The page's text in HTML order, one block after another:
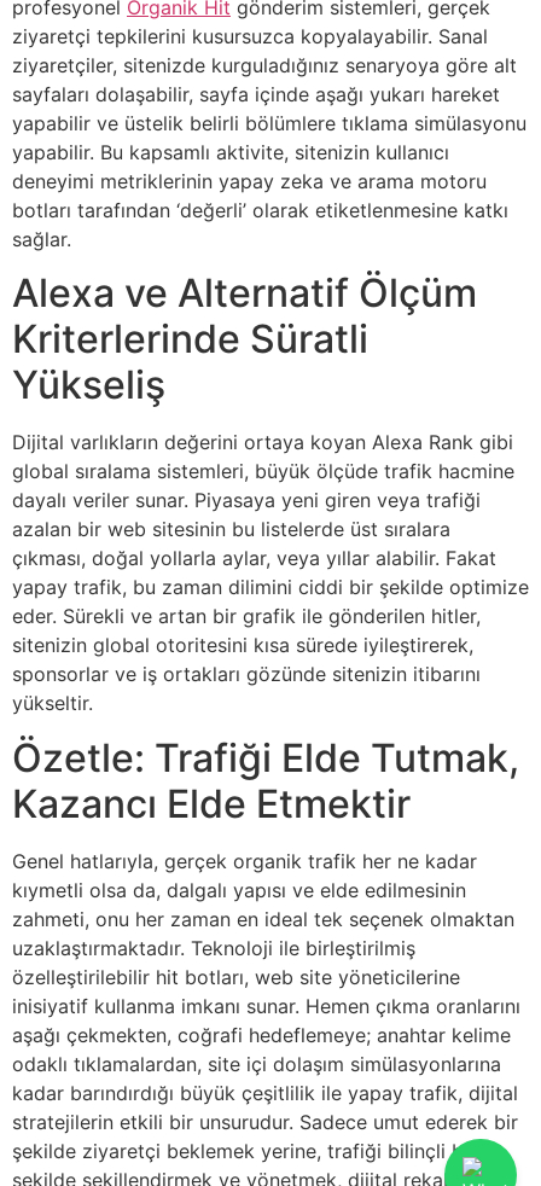
profesyonel Organik Hit gönderim sistemleri, gerçek
ziyaretçi tepkilerini kusursuzca kopyalayabilir. Sanal
ziyaretçiler, sitenizde kurguladığınız senaryoya göre alt
sayfaları dolaşabilir, sayfa içinde aşağı yukarı hareket
yapabilir ve üstelik belirli bölümlere tıklama simülasyonu
yapabilir. Bu kapsamlı aktivite, sitenizin kullanıcı
deneyimi metriklerinin yapay zeka ve arama motoru
botları tarafından ‘değerli’ olarak etiketlenmesine katkı
sağlar.
Alexa ve Alternatif Ölçüm
Kriterlerinde Süratli
Yükseliş
Dijital varlıkların değerini ortaya koyan Alexa Rank gibi
global sıralama sistemleri, büyük ölçüde trafik hacmine
dayalı veriler sunar. Piyasaya yeni giren veya trafiği
azalan bir web sitesinin bu listelerde üst sıralara
çıkması, doğal yollarla aylar, veya yıllar alabilir. Fakat
yapay trafik, bu zaman dilimini ciddi bir şekilde optimize
eder. Sürekli ve artan bir grafik ile gönderilen hitler,
sitenizin global otoritesini kısa sürede iyileştirerek,
sponsorlar ve iş ortakları gözünde sitenizin itibarını
yükseltir.
Özetle: Trafiği Elde Tutmak,
Kazancı Elde Etmektir
Genel hatlarıyla, gerçek organik trafik her ne kadar
kıymetli olsa da, dalgalı yapısı ve elde edilmesinin
zahmeti, onu her zaman en ideal tek seçenek olmaktan
uzaklaştırmaktadır. Teknoloji ile birleştirilmiş
özelleştirilebilir hit botları, web site yöneticilerine
inisiyatif kullanma imkanı sunar. Hemen çıkma oranlarını
aşağı çekmekten, coğrafi hedeflemeye; anahtar kelime
odaklı tıklamalardan, site içi dolaşım simülasyonlarına
kadar barındırdığı büyük çeşitlilik ile yapay trafik, dijital
stratejilerin etkili bir unsurudur. Sadece umut ederek bir
şekilde ziyaretçi beklemek yerine, trafiği bilinçli bir
şekilde şekillendirmek ve yönetmek, dijital rekabet